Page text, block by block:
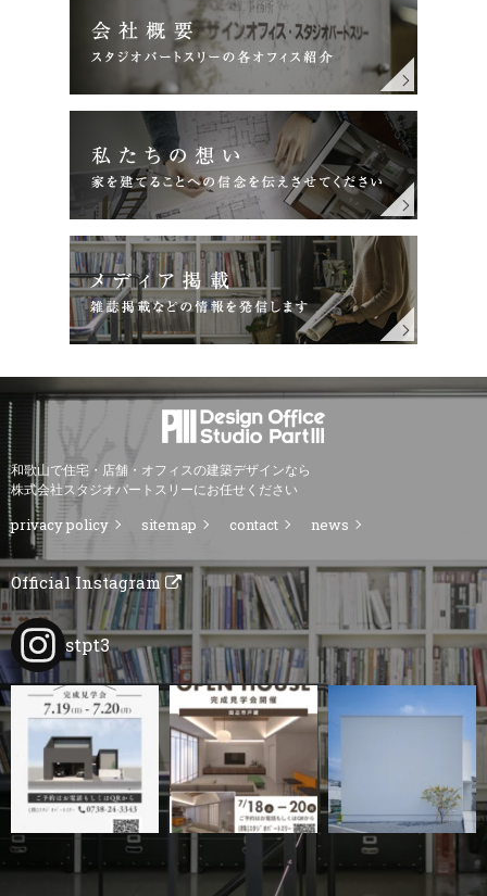
和歌山で住宅・店舗・オフィスの建築デザインなら
株式会社スタジオパートスリーにお任せください
privacy policy sitemap contact news
Official Instagram
stpt3